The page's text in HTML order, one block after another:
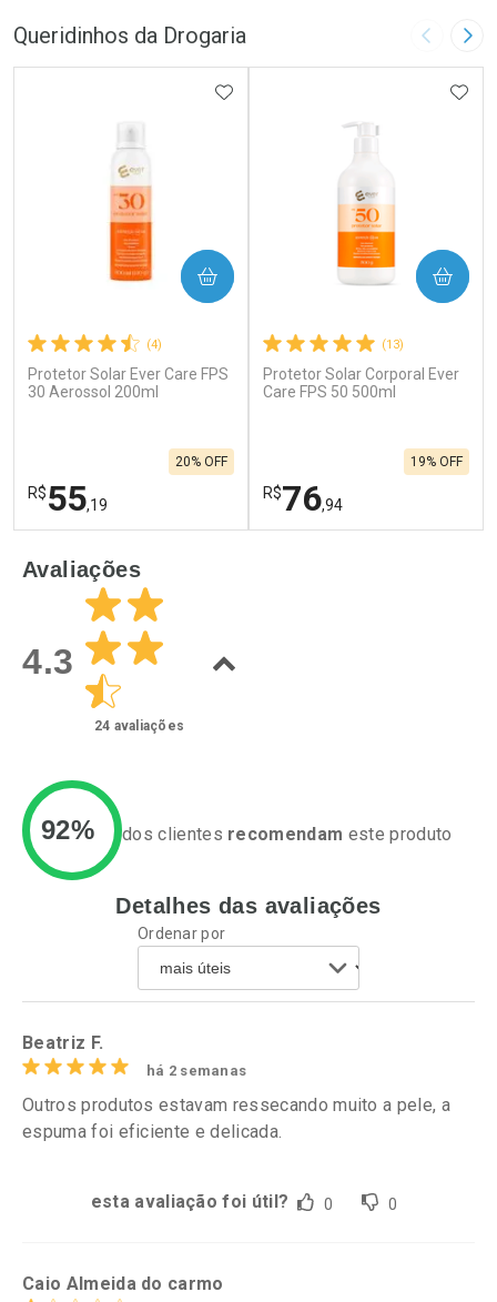
Queridinhos da Drogaria Imagem
(4)
Protetor Solar Ever Care FPS
30 Aerossol 200ml
R$55,19
20% OFF
ADICIONAR AOS FAVORITOS
COMPRAR
Laboratório
Ativar Desconto
Comprar sem Desconto
Por R$ 55,19/cada
Por Menos
Comprar sem Desconto
(13)
Protetor Solar Corporal Ever
Care FPS 50 500ml
R$76,94
19% OFF
COMPRAR
Ativar Desconto
Comprar sem Desconto
Por R$ 76,94/cada
Avaliações
4.3
24 avaliações
92% dos clientes recomendam este produto
Detalhes das avaliações
Ordenar por
Beatriz F.
há 2 semanas
Outros produtos estavam ressecando muito a pele, a
espuma foi eficiente e delicada.
esta avaliação foi útil? 0 0
Caio Almeida do carmo